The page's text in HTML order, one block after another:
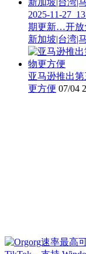
2025-11-
期更新…开放
新加坡|台湾|
亚马逊推出第
更方便 07/04